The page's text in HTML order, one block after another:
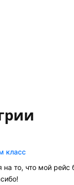
класс
то, что мой